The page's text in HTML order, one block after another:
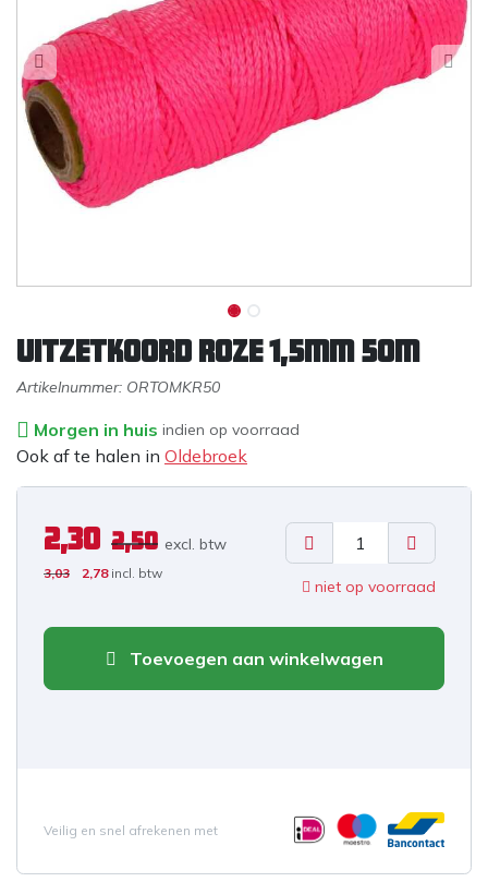
Uitzetkoord roze 1,5mm 50m
Artikelnummer: ORTOMKR50
Morgen in huis indien op voorraad
Ook af te halen in Oldebroek
2,30 2,50 excl. btw
3,03 2,78 incl. btw
niet op voorraad
Toevoegen aan winkelwagen
Veilig en snel afrekenen met